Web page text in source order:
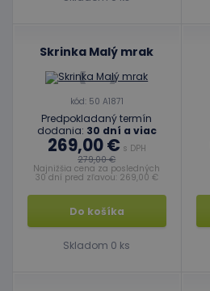
Skrinka Malý mrak
kód: 50 A1871
Predpokladaný termín
dodania: 30 dní a viac
269,00 € s DPH
279,00 €
Najnižšia cena za posledných
30 dní pred zľavou: 269,00 €
Do košíka
Skladom 0 ks